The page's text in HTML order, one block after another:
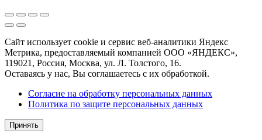
Сайт использует cookie и сервис веб-аналитики Яндекс
Метрика, предоставляемый компанией ООО «ЯНДЕКС»,
119021, Россия, Москва, ул. Л. Толстого, 16.
Оставаясь у нас, Вы соглашаетесь с их обработкой.
Согласие на обработку персональных данных
Политика по защите персональных данных
Принять